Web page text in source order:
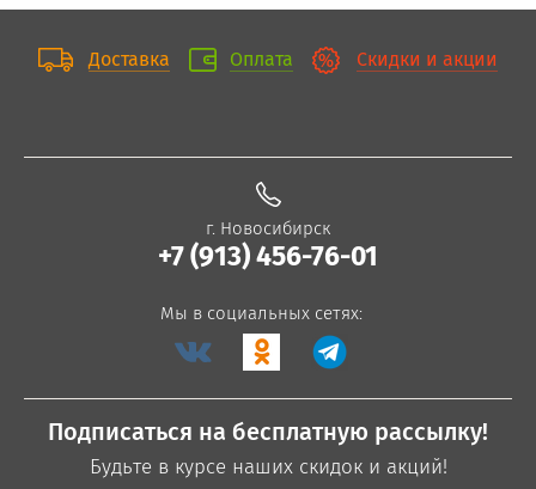
Доставка Оплата Скидки и акции
г. Новосибирск
+7 (913) 456-76-01
Мы в социальных сетях:
Подписаться на бесплатную рассылку!
Будьте в курсе наших скидок и акций!